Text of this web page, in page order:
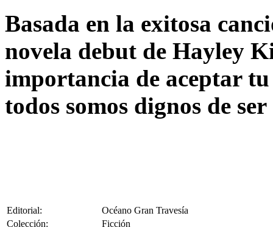
Basada en la exitosa
novela debut de Hayley
importancia de aceptar
todos somos dignos de
Editorial:
Océano Gran Travesía
Colección:
Ficción